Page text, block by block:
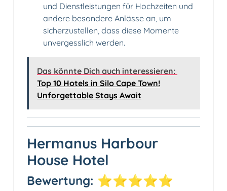
und Dienstleistungen für Hochzeiten und
andere besondere Anlässe an, um
sicherzustellen, dass diese Momente
unvergesslich werden.
Das könnte Dich auch interessieren:
Top 10 Hotels in Silo Cape Town!
Unforgettable Stays Await
Hermanus Harbour
House Hotel
Bewertung: ⭐⭐⭐⭐⭐